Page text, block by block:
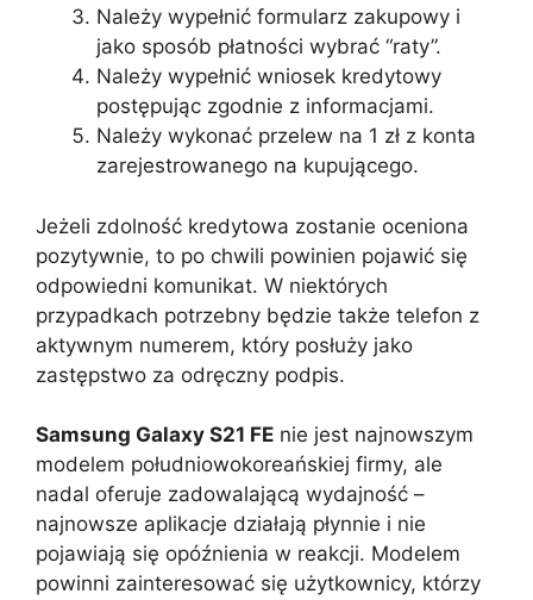
Należy wypełnić formularz zakupowy i
jako sposób płatności wybrać “raty”.
Należy wypełnić wniosek kredytowy
postępując zgodnie z informacjami.
Należy wykonać przelew na 1 zł z konta
zarejestrowanego na kupującego.
Jeżeli zdolność kredytowa zostanie oceniona
pozytywnie, to po chwili powinien pojawić się
odpowiedni komunikat. W niektórych
przypadkach potrzebny będzie także telefon z
aktywnym numerem, który posłuży jako
zastępstwo za odręczny podpis.
Samsung Galaxy S21 FE nie jest najnowszym
modelem południowokoreańskiej firmy, ale
nadal oferuje zadowalającą wydajność –
najnowsze aplikacje działają płynnie i nie
pojawiają się opóźnienia w reakcji. Modelem
powinni zainteresować się użytkownicy, którzy